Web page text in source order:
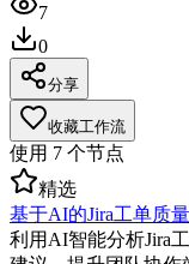
7
0
分享
收藏工作流
使用 7 个节点
精选
基于AI的Jira工单质
利用AI智能分析Jira